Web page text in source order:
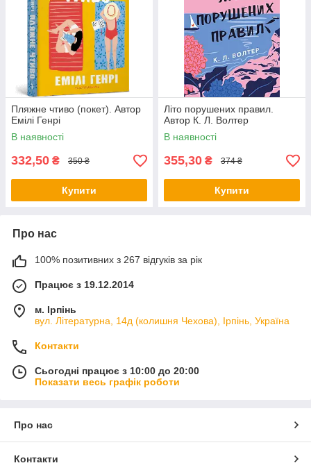
Пляжне чтиво (покет). Автор
Емілі Генрі
В наявності
332,50 ₴ 350 ₴
Купити
Літо порушених правил.
Автор К. Л. Волтер
В наявності
355,30 ₴ 374 ₴
Купити
Про нас
100% позитивних з 267 відгуків за рік
Працює з 19.12.2014
м. Ірпінь
вул. Літературна, 14д (колишня Чехова), Ірпінь, Україна
Контакти
Сьогодні працює з 10:00 до 20:00
Показати весь графік роботи
Про нас
Контакти